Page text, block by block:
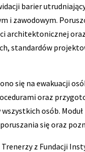
barier
i zawodowym.
architektonicznej
standardów
się na ewakuacji
oraz
osób.
się oraz
z Fundacji